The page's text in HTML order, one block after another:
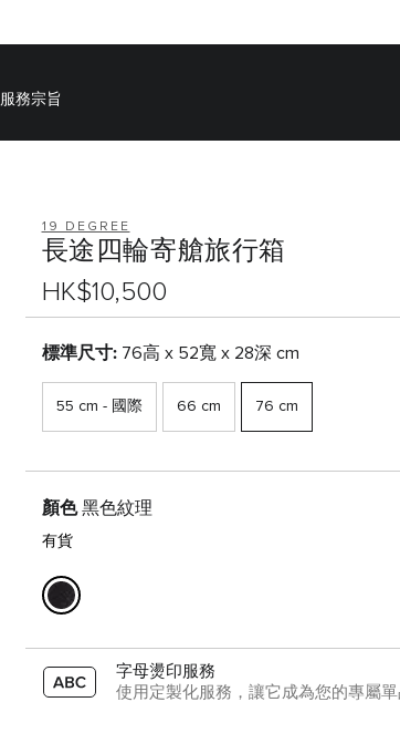
服務宗旨
19 DEGREE
長途四輪寄艙旅行箱
HK$10,500
標準尺寸: 76高 x 52寬 x 28深 cm
55 cm - 國際 66 cm 76 cm
顏色 黑色紋理
有貨
字母燙印服務
使用定製化服務，讓它成為您的專屬單